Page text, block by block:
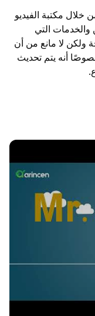
خلال مكتبة الفيديو
التي
ولكن لا مانع من أن
أنه يتم تحديث